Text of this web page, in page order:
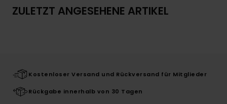
ZULETZT ANGESEHENE ARTIKEL
Kostenloser Versand und Rückversand für Mitglieder
Rückgabe innerhalb von 30 Tagen